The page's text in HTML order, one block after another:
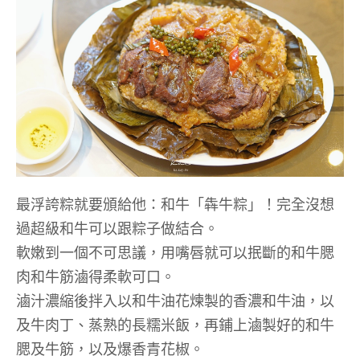
最浮誇粽就要頒給他：和牛「犇牛粽」！完全沒想
過超級和牛可以跟粽子做結合。
軟嫩到一個不可思議，用嘴唇就可以抿斷的和牛腮
肉和牛筋滷得柔軟可口。
滷汁濃縮後拌入以和牛油花煉製的香濃和牛油，以
及牛肉丁、蒸熟的長糯米飯，再鋪上滷製好的和牛
腮及牛筋，以及爆香青花椒。